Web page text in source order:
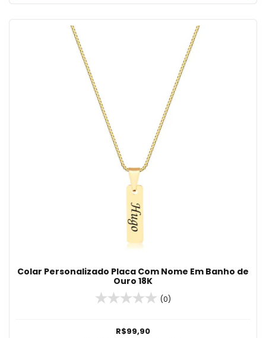
Colar Personalizado Placa Com Nome Em Banho de
Ouro 18K
(0)
R$99,90